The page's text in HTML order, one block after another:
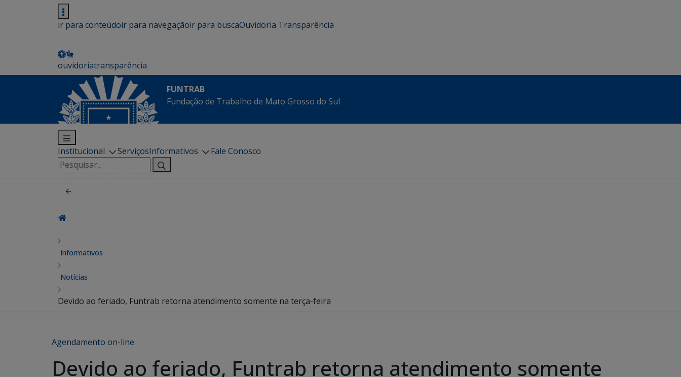
ir para conteúdoir para navegaçãoir para buscaOuvidoria Transparência
ouvidoriatransparência
FUNTRAB
Fundação de Trabalho de Mato Grosso do Sul
Institucional ServiçosInformativos
Fale Conosco
Pesquisar
por:
Informativos
Notícias
Devido ao feriado, Funtrab retorna atendimento somente na terça-feira
Agendamento on-line
Devido ao feriado, Funtrab retorna atendimento somente